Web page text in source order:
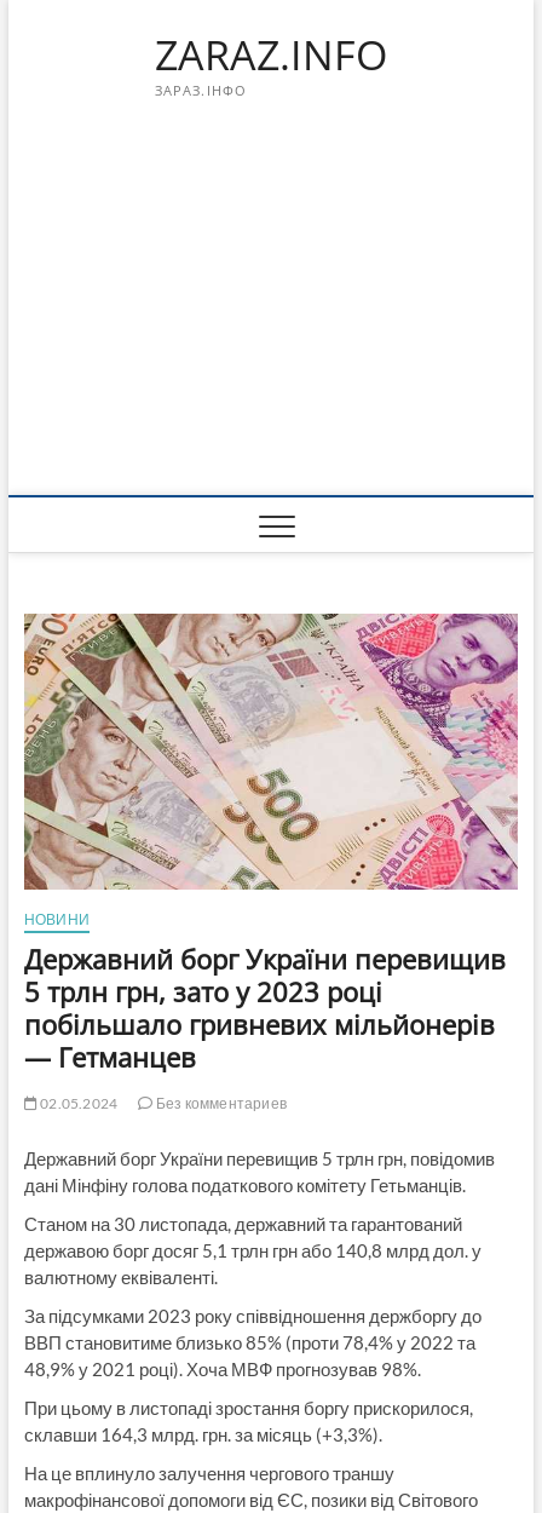
ZARAZ.INFO
ЗАРАЗ.ІНФО
НОВИНИ
Державний борг України перевищив
5 трлн грн, зато у 2023 році
побільшало гривневих мільйонерів
— Гетманцев
02.05.2024 Без комментариев
Державний борг України перевищив 5 трлн грн, повідомив
дані Мінфіну голова податкового комітету Гетьманців.
Станом на 30 листопада, державний та гарантований
державою борг досяг 5,1 трлн грн або 140,8 млрд дол. у
валютному еквіваленті.
За підсумками 2023 року співвідношення держборгу до
ВВП становитиме близько 85% (проти 78,4% у 2022 та
48,9% у 2021 році). Хоча МВФ прогнозував 98%.
При цьому в листопаді зростання боргу прискорилося,
склавши 164,3 млрд. грн. за місяць (+3,3%).
На це вплинуло залучення чергового траншу
макрофінансової допомоги від ЄС, позики від Світового